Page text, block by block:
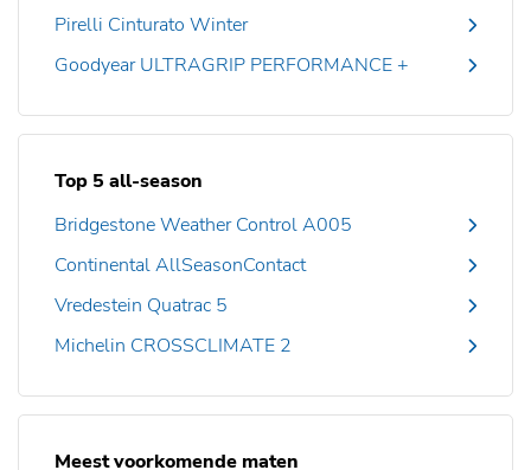
Pirelli Cinturato Winter
Goodyear ULTRAGRIP PERFORMANCE +
Top 5 all-season
Bridgestone Weather Control A005
Continental AllSeasonContact
Vredestein Quatrac 5
Michelin CROSSCLIMATE 2
Meest voorkomende maten